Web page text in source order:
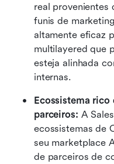
real provenientes
funis de
altamente eficaz
multilayered que
esteja alinhada
internas.
Ecossistema rico
parceiros: A
ecossistemas de
seu marketplace
de parceiros de